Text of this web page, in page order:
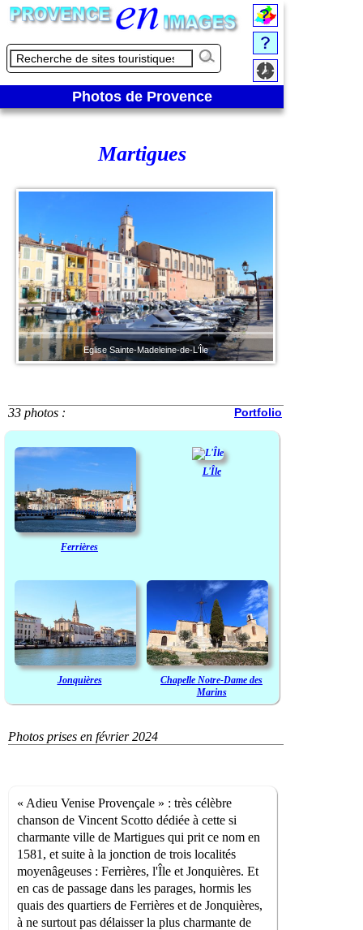
Photos de Provence
Martigues
Eglise Sainte-Madeleine-de-L'Île
33 photos : Portfolio
Ferrières
L'Île
Jonquières
Chapelle Notre-Dame des
Marins
Photos prises en février 2024
« Adieu Venise Provençale » : très célèbre
chanson de Vincent Scotto dédiée à cette si
charmante ville de Martigues qui prit ce nom en
1581, et suite à la jonction de trois localités
moyenâgeuses : Ferrières, l'Île et Jonquières. Et
en cas de passage dans les parages, hormis les
quais des quartiers de Ferrières et de Jonquières,
à ne surtout pas délaisser la plus charmante de